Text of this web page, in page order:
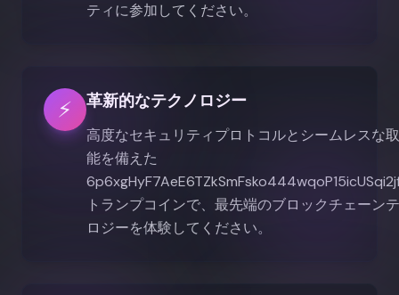
ティに参加してください。
⚡ 革新的なテクノロジー
高度なセキュリティプロトコルとシームレスな
能を備えた
トランプコインで、最先端のブロックチェーン
ロジーを体験してください。